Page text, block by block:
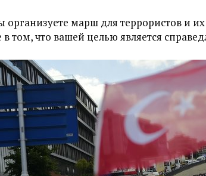
организуете марш для террористов и
в том, что вашей целью является